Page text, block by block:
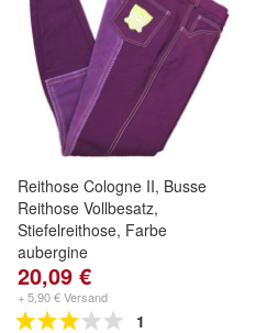
Reithose Cologne II, Busse
Reithose Vollbesatz,
Stiefelreithose, Farbe
aubergine
20,09 €
+ 5,90 € Versand
1